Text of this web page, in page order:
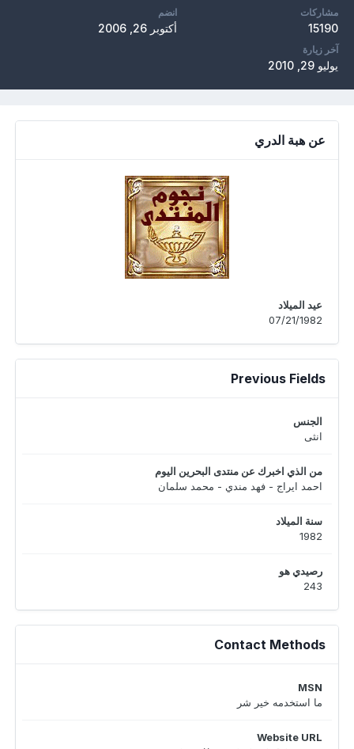
مشاركات
15190
انضم
أكتوبر 26, 2006
آخر زيارة
يوليو 29, 2010
عن هبة الدري
عيد الميلاد
07/21/1982
Previous Fields
الجنس
انثى
من الذي اخبرك عن منتدى البحرين اليوم
احمد ايراج - فهد مندي - محمد سلمان
سنة الميلاد
1982
رصيدي هو
243
Contact Methods
MSN
ما استخدمه خير شر
Website URL